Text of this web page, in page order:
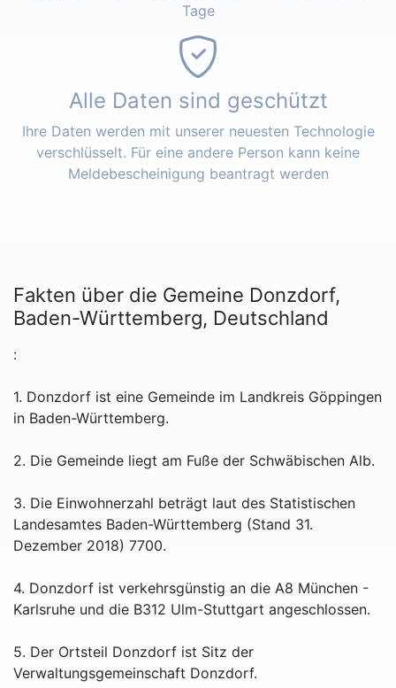
Tage
Alle Daten sind geschützt
Ihre Daten werden mit unserer neuesten Technologie
verschlüsselt. Für eine andere Person kann keine
Meldebescheinigung beantragt werden
Fakten über die Gemeine Donzdorf,
Baden-Württemberg, Deutschland
:
1. Donzdorf ist eine Gemeinde im Landkreis Göppingen
in Baden-Württemberg.
2. Die Gemeinde liegt am Fuße der Schwäbischen Alb.
3. Die Einwohnerzahl beträgt laut des Statistischen
Landesamtes Baden-Württemberg (Stand 31.
Dezember 2018) 7700.
4. Donzdorf ist verkehrsgünstig an die A8 München -
Karlsruhe und die B312 Ulm-Stuttgart angeschlossen.
5. Der Ortsteil Donzdorf ist Sitz der
Verwaltungsgemeinschaft Donzdorf.